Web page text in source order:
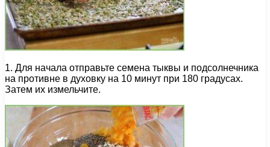
1. Для начала отправьте семена тыквы и подсолнечника
на противне в духовку на 10 минут при 180 градусах.
Затем их измельчите.